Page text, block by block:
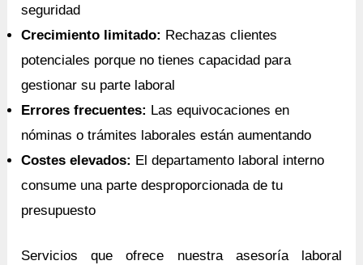
seguridad
Crecimiento limitado: Rechazas clientes
potenciales porque no tienes capacidad para
gestionar su parte laboral
Errores frecuentes: Las equivocaciones en
nóminas o trámites laborales están aumentando
Costes elevados: El departamento laboral interno
consume una parte desproporcionada de tu
presupuesto
Servicios que ofrece nuestra asesoría laboral